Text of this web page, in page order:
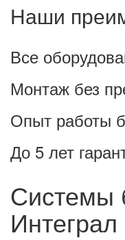
Наши
Все
Монтаж без
Опыт работы
До 5 лет
Системы